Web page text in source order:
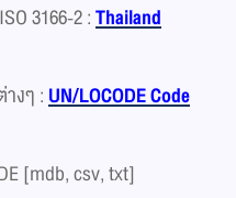
3166-2 :Thailand
างๆ :UN/LOCODE Code
[mdb, csv, txt]